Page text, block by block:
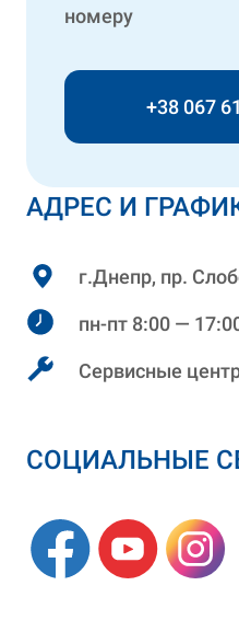
АДРЕС И
г.Днепр, пр.
пн-пт 8:00 —
Сервисные
СОЦИАЛЬНЫЕ
номеру
+38 067